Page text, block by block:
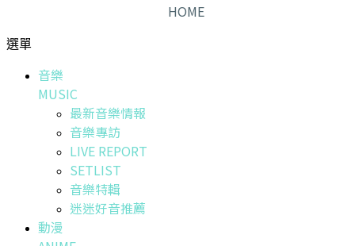
HOME
選單
音樂
MUSIC
最新音樂情報
音樂專訪
LIVE REPORT
SETLIST
音樂特輯
迷迷好音推薦
動漫